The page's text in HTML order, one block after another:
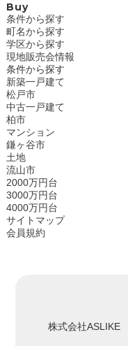
Buy
条件から探す
町名から探す
学区から探す
現地販売会情報
条件から探す
新築一戸建て
松戸市
中古一戸建て
柏市
マンション
鎌ヶ谷市
土地
流山市
2000万円台
3000万円台
4000万円台
サイトマップ
会員規約
株式会社ASLIKE